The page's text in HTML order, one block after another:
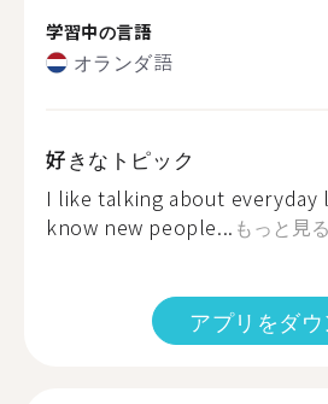
学習中の言語
オランダ語
好きなトピック
I like talking about everyday
know new people... もっと見る
アプリをダ